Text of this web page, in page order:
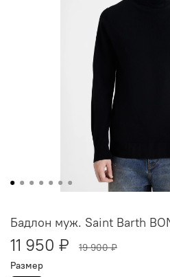
Бадлон муж. Saint Barth
11 950 ₽
19 900 ₽
Размер